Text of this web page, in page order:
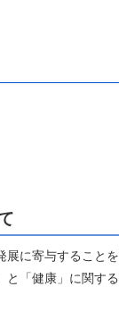
に寄与すること
「健康」に関する